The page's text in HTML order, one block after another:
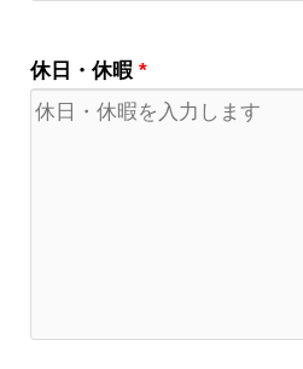
休日・休暇 *